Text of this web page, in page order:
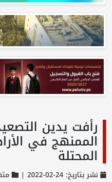
رأفت يدين
الممنهج في
المحتلة
نشر بتاريخ: 24-02-2022 |